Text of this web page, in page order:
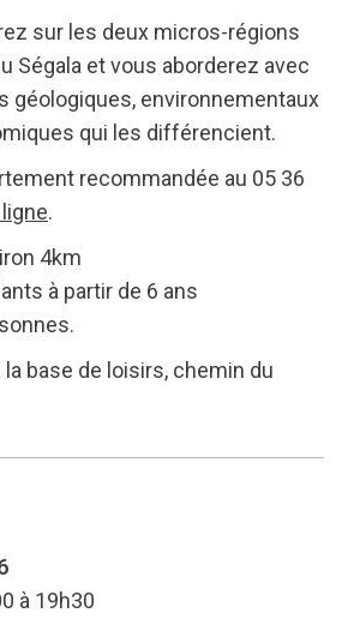
sur les deux micros-régions
Ségala et vous aborderez avec
géologiques, environnementaux
qui les différencient.
recommandée au 05 36
.
4km
à partir de 6 ans
base de loisirs, chemin du
à 19h30